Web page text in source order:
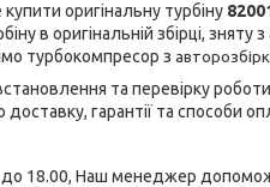
оригінальну турбіну
в оригінальній збірці,
турбокомпресор з
та перевірку
гарантії та способи
до 18.00, Наш менеджер